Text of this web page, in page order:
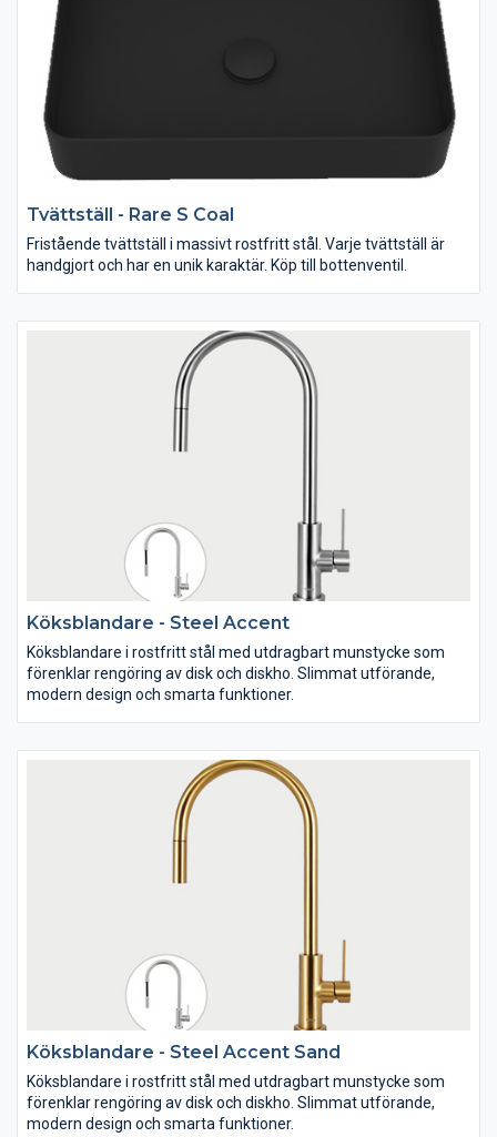
Tvättställ - Rare S Coal
Fristående tvättställ i massivt rostfritt stål. Varje tvättställ är
handgjort och har en unik karaktär. Köp till bottenventil.
Köksblandare - Steel Accent
Köksblandare i rostfritt stål med utdragbart munstycke som
förenklar rengöring av disk och diskho. Slimmat utförande,
modern design och smarta funktioner.
Köksblandare - Steel Accent Sand
Köksblandare i rostfritt stål med utdragbart munstycke som
förenklar rengöring av disk och diskho. Slimmat utförande,
modern design och smarta funktioner.